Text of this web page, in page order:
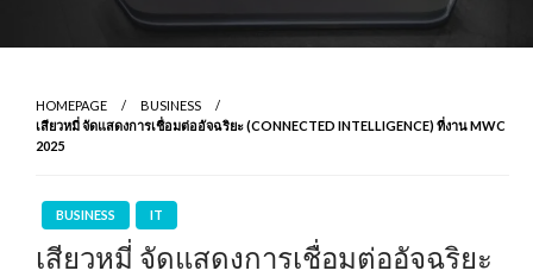
HOMEPAGE
BUSINESS
เสียวหมี่ จัดแสดงการเชื่อมต่ออัจฉริยะ (CONNECTED INTELLIGENCE) ที่งาน MWC
2025
BUSINESS IT
เสียวหมี่ จัดแสดงการเชื่อมต่ออัจฉริยะ